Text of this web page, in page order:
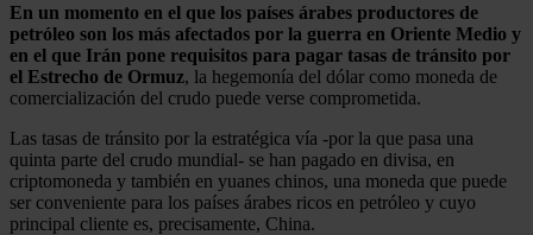
En un momento en el que los países árabes productores de
petróleo son los más afectados por la guerra en Oriente Medio y
en el que Irán pone requisitos para pagar tasas de tránsito por
el Estrecho de Ormuz, la hegemonía del dólar como moneda de
comercialización del crudo puede verse comprometida.
Las tasas de tránsito por la estratégica vía -por la que pasa una
quinta parte del crudo mundial- se han pagado en divisa, en
criptomoneda y también en yuanes chinos, una moneda que puede
ser conveniente para los países árabes ricos en petróleo y cuyo
principal cliente es, precisamente, China.